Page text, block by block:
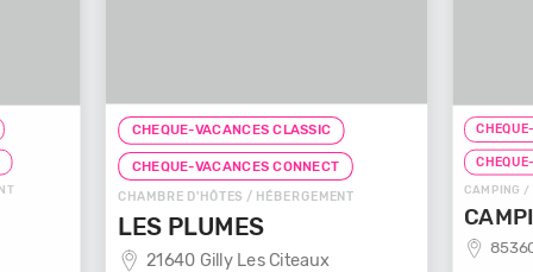
CHEQUE-VACANCES CLASSIC
CHEQUE-VACANCES CONNECT
CHAMBRE D'HÔTES / HÉBERGEMENT
LES PLUMES
21640 Gilly Les Citeaux
CAMPING /